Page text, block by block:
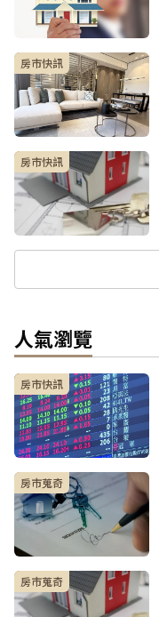
房市快訊
房市快訊
人氣瀏覽
房市快訊
房市蒐奇
房市蒐奇